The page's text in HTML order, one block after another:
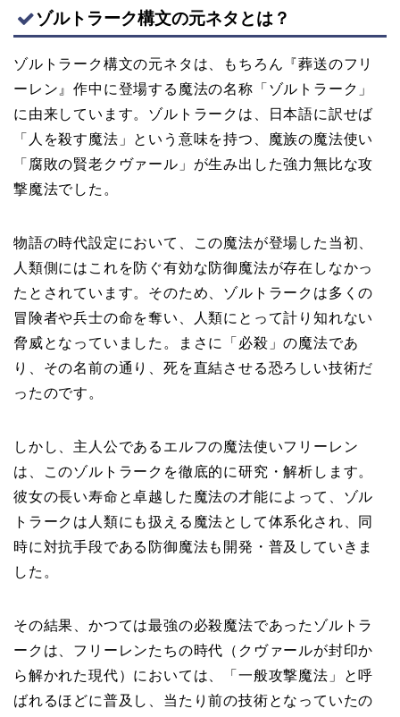
ゾルトラーク構文の元ネタとは？
ゾルトラーク構文の元ネタは、もちろん『葬送のフリ
ーレン』作中に登場する魔法の名称「ゾルトラーク」
に由来しています。ゾルトラークは、日本語に訳せば
「人を殺す魔法」という意味を持つ、魔族の魔法使い
「腐敗の賢老クヴァール」が生み出した強力無比な攻
撃魔法でした。
物語の時代設定において、この魔法が登場した当初、
人類側にはこれを防ぐ有効な防御魔法が存在しなかっ
たとされています。そのため、ゾルトラークは多くの
冒険者や兵士の命を奪い、人類にとって計り知れない
脅威となっていました。まさに「必殺」の魔法であ
り、その名前の通り、死を直結させる恐ろしい技術だ
ったのです。
しかし、主人公であるエルフの魔法使いフリーレン
は、このゾルトラークを徹底的に研究・解析します。
彼女の長い寿命と卓越した魔法の才能によって、ゾル
トラークは人類にも扱える魔法として体系化され、同
時に対抗手段である防御魔法も開発・普及していきま
した。
その結果、かつては最強の必殺魔法であったゾルトラ
ークは、フリーレンたちの時代（クヴァールが封印か
ら解かれた現代）においては、「一般攻撃魔法」と呼
ばれるほどに普及し、当たり前の技術となっていたの